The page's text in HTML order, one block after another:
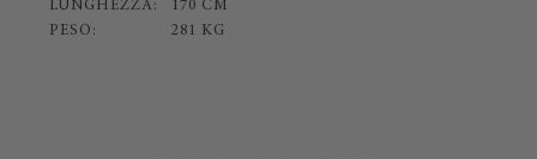
LUNGHEZZA:
170 CM
PESO:
281 KG